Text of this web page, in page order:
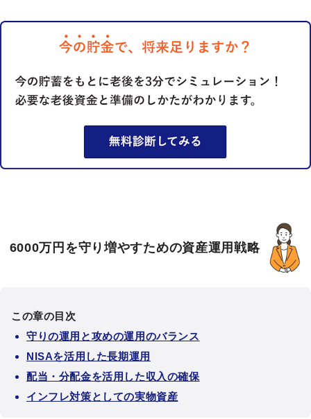
6000万円を守り増やすための資産運用戦略
この章の目次
守りの運用と攻めの運用のバランス
NISAを活用した長期運用
配当・分配金を活用した収入の確保
インフレ対策としての実物資産